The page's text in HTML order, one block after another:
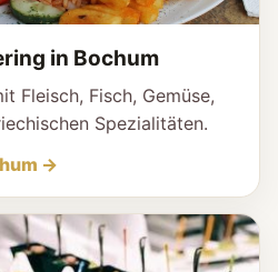
in Bochum
Fleisch, Fisch, Gemüse,
Spezialitäten.
→